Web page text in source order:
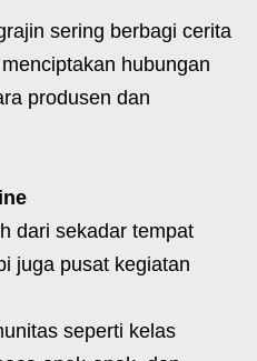
sering berbagi cerita
hubungan
produsen dan
dari sekadar tempat
juga pusat kegiatan
seperti kelas